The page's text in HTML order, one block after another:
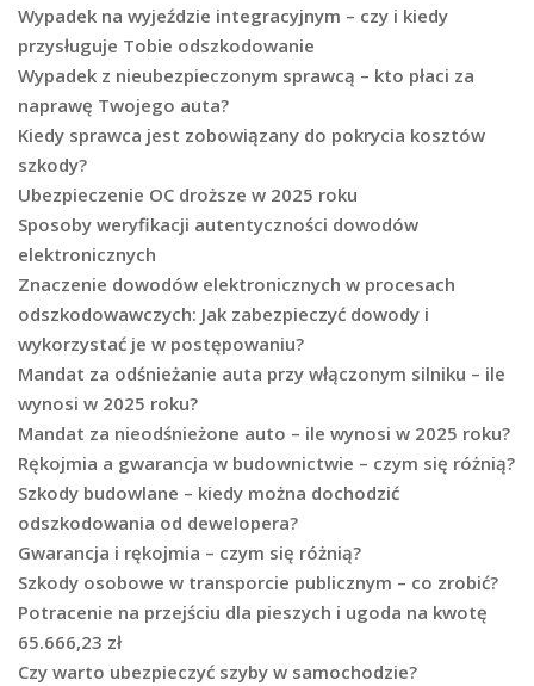
Wypadek na wyjeździe integracyjnym – czy i kiedy
przysługuje Tobie odszkodowanie
Wypadek z nieubezpieczonym sprawcą – kto płaci za
naprawę Twojego auta?
Kiedy sprawca jest zobowiązany do pokrycia kosztów
szkody?
Ubezpieczenie OC droższe w 2025 roku
Sposoby weryfikacji autentyczności dowodów
elektronicznych
Znaczenie dowodów elektronicznych w procesach
odszkodowawczych: Jak zabezpieczyć dowody i
wykorzystać je w postępowaniu?
Mandat za odśnieżanie auta przy włączonym silniku – ile
wynosi w 2025 roku?
Mandat za nieodśnieżone auto – ile wynosi w 2025 roku?
Rękojmia a gwarancja w budownictwie – czym się różnią?
Szkody budowlane – kiedy można dochodzić
odszkodowania od dewelopera?
Gwarancja i rękojmia – czym się różnią?
Szkody osobowe w transporcie publicznym – co zrobić?
Potracenie na przejściu dla pieszych i ugoda na kwotę
65.666,23 zł
Czy warto ubezpieczyć szyby w samochodzie?